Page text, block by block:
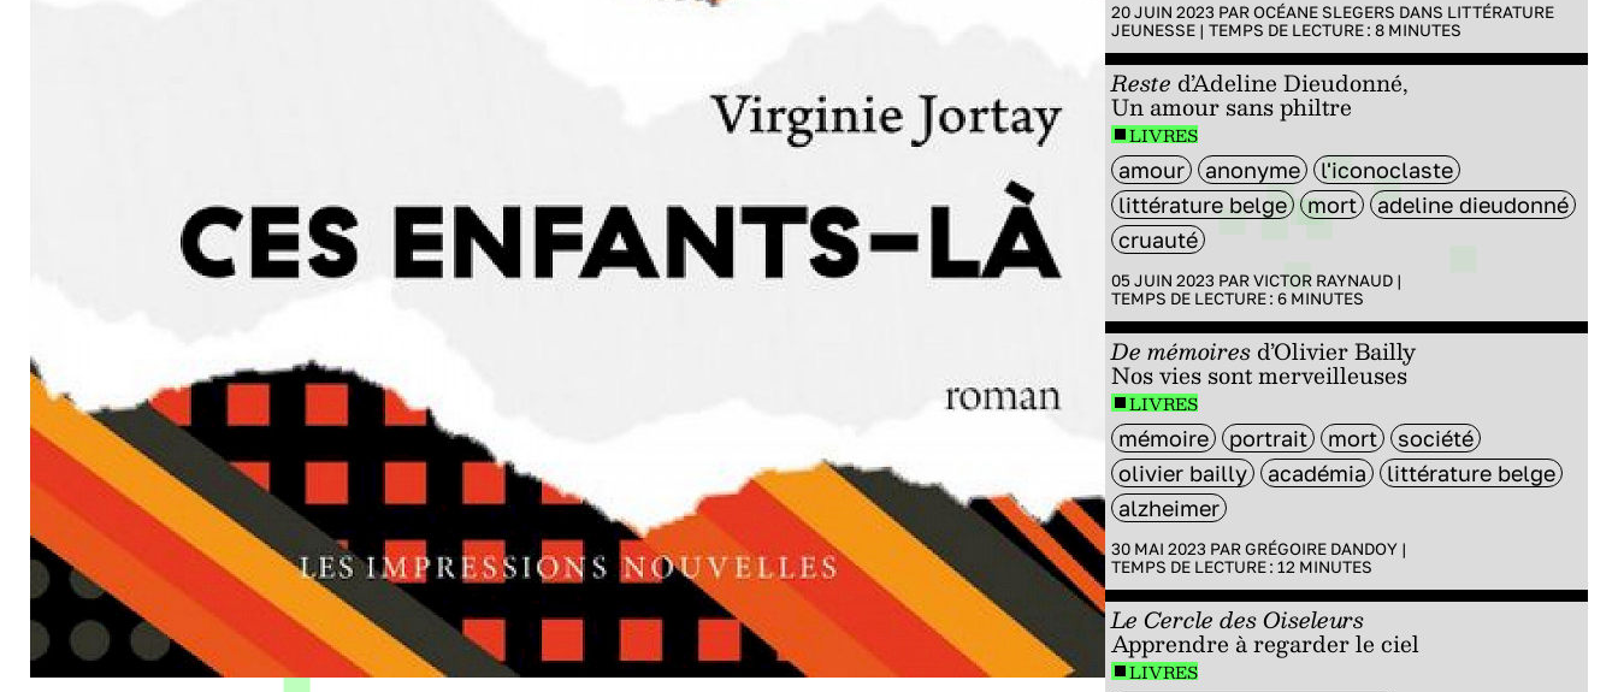
20 JUIN 2023 PAROCÉANE SLEGERS DANS LITTÉRATURE
JEUNESSE| TEMPS DE LECTURE : 8MINUTES
Reste d’Adeline Dieudonné,
Un amour sans philtre
LIVRES
amour anonyme
l'iconoclaste
littérature belge
mort
adeline dieudonné
cruauté
05 JUIN 2023 PARVICTOR RAYNAUD|
TEMPS DE LECTURE : 6MINUTES
De mémoiresd’Olivier Bailly
Nos vies sont merveilleuses
LIVRES
mémoire portrait mort
société
olivier bailly
académia
littérature belge
alzheimer
30 MAI 2023 PARGRÉGOIRE DANDOY|
TEMPS DE LECTURE : 12 MINUTES
Le Cercle des Oiseleurs
Apprendre à regarder le ciel
LIVRES